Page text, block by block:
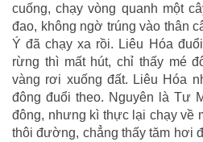
cuống, chạy vòng quanh một
đao, không ngờ trúng vào thân
Ý đã chạy xa rồi. Liêu Hóa
rừng thì mất hút, chỉ thấy mé
vàng rơi xuống đất. Liêu Hóa
đông đuổi theo. Nguyên là Tư
đông, nhưng kì thực lại chạy về
thôi đường, chẳng thấy tăm hơi